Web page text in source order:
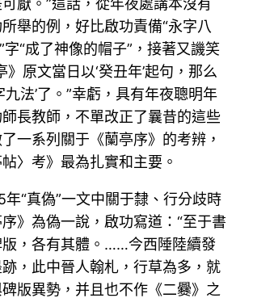
厭。”這話，從年夜處講本沒有
舉的例，好比啟功責備“永字八
字“成了神像的帽子”，接著又譏笑
》原文當日以‘癸丑年’起句，那么
九法’了。”幸虧，具有年夜聰明年
長教師，不單改正了曩昔的這些
一系列關于《蘭亭序》的考辨，
〉考》最為扎實和主要。
年“真偽”一文中關于隸、行分歧時
》為偽一說，啟功寫道：“至于書
版，各有其體。……今西陲陸續發
，此中晉人翰札，行草為多，就
版異勢，并且也不作《二爨》之